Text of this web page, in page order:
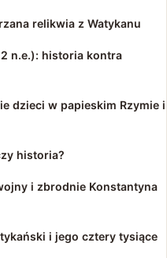
relikwia z Watykanu
n.e.): historia kontra
dzieci w papieskim Rzymie i
historia?
i zbrodnie Konstantyna
i jego cztery tysiące